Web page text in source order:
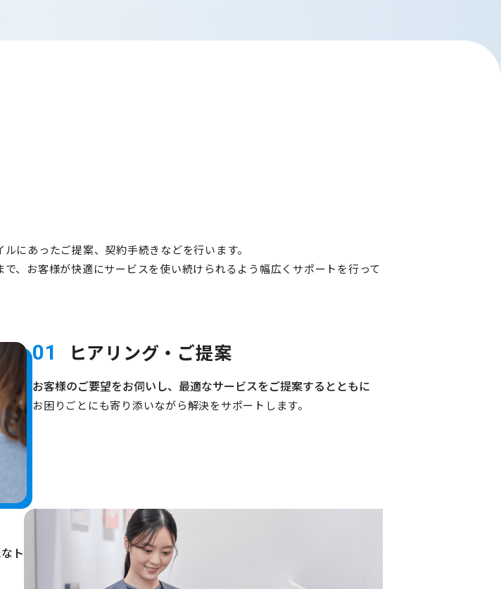
にあったご提案、契約手続きなどを行います。
、お客様が快適にサービスを使い続けられるよう幅広くサポートを行って
01 ヒアリング・ご提案
お客様のご要望をお伺いし、最適なサービスをご提案するとともに
お困りごとにも寄り添いながら解決をサポートします。
ト